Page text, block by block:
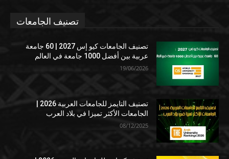
تصنيف الجامعات
تصنيف الجامعات كيو إس 2027 | 60 جامعة
عربية بين أفضل 1000 جامعة في العالم
19/06/2026
الجامعات الأكثر تميزا في بلاد العرب
08/12/2025